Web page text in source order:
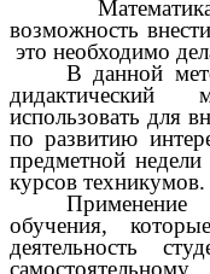
возможность
это необходимо
В данной
использовать для
по развитию
предметной
курсов техникумов.
Применение
обучения,
деятельность